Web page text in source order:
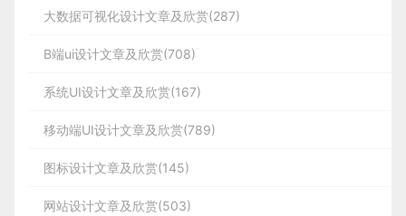
大数据可视化设计文章及欣赏(287)
B端ui设计文章及欣赏(708)
系统UI设计文章及欣赏(167)
移动端UI设计文章及欣赏(789)
图标设计文章及欣赏(145)
网站设计文章及欣赏(503)